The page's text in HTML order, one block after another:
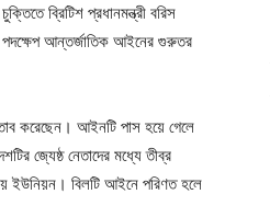
ব্রিটিশ প্রধানমন্ত্রী বরিস
আন্তর্জাতিক আইনের গুরুতর
করেছেন। আইনটি পাস হয়ে গেলে
জ্যেষ্ঠ নেতাদের মধ্যে তীব্র
ইউনিয়ন। বিলটি আইনে পরিণত হলে